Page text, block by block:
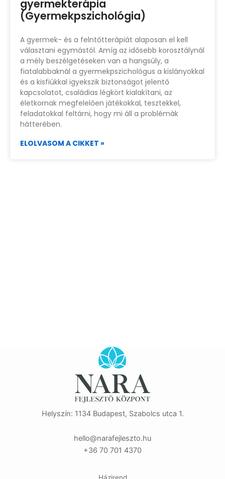
gyermekterápia
(Gyermekpszichológia)
A gyermek- és a felntőtterápiát alaposan el kell
választani egymástól. Amíg az idősebb korosztálynál
a mély beszélgetéseken van a hangsúly, a
fiatalabbaknál a gyermekpszichológus a kislányokkal
és a kisfiúkkal igyekszik biztonságot jelentő
kapcsolatot, családias légkört kialakítani, az
életkornak megfelelően játékokkal, tesztekkel,
feladatokkal feltárni, hogy mi áll a problémák
hátterében.
ELOLVASOM A CIKKET »
Helyszín: 1134 Budapest, Szabolcs utca 1.
uh.ot
zselj
efara
n@oll
eh
+36 70 701 4370